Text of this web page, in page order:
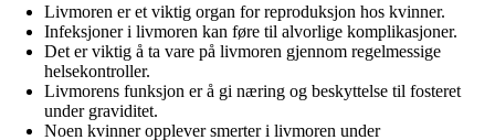
Livmoren er et viktig organ for reproduksjon hos kvinner.
Infeksjoner i livmoren kan føre til alvorlige komplikasjoner.
Det er viktig å ta vare på livmoren gjennom regelmessige
helsekontroller.
Livmorens funksjon er å gi næring og beskyttelse til fosteret
under graviditet.
Noen kvinner opplever smerter i livmoren under